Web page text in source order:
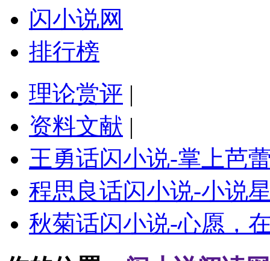
闪小说网
排行榜
理论赏评 |
资料文献 |
王勇话闪小说-掌上芭
程思良话闪小说-小说
秋菊话闪小说-心愿，